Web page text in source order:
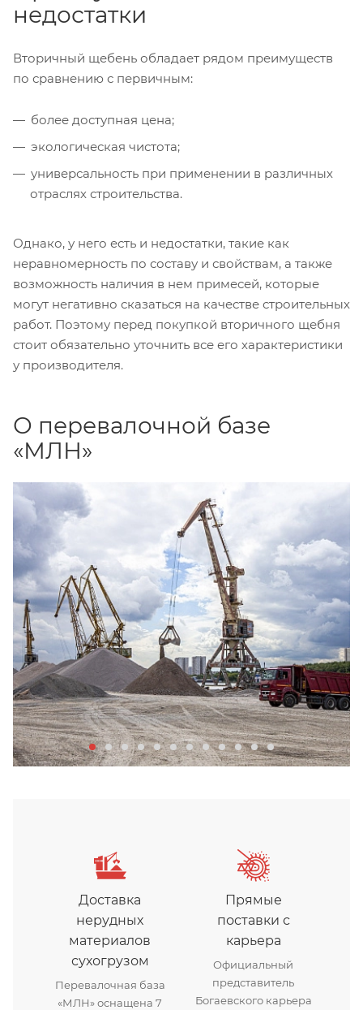
недостатки
Вторичный щебень обладает рядом преимуществ
по сравнению с первичным:
более доступная цена;
экологическая чистота;
универсальность при применении в различных
отраслях строительства.
Однако, у него есть и недостатки, такие как
неравномерность по составу и свойствам, а также
возможность наличия в нем примесей, которые
могут негативно сказаться на качестве строительных
работ. Поэтому перед покупкой вторичного щебня
стоит обязательно уточнить все его характеристики
у производителя.
О перевалочной базе
«МЛН»
Доставка
нерудных
материалов
сухогрузом
Перевалочная база
«МЛН» оснащена 7
Прямые
поставки с
карьера
Официальный
представитель
Богаевского карьера